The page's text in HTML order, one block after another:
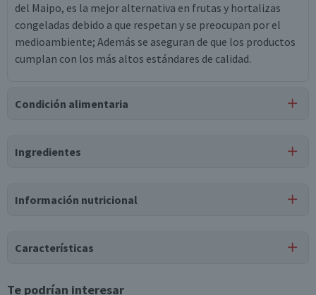
del Maipo, es la mejor alternativa en frutas y hortalizas
congeladas debido a que respetan y se preocupan por el
medioambiente; Además se aseguran de que los productos
cumplan con los más altos estándares de calidad.
Condición alimentaria
Ingredientes
Información nutricional
Tabla nutricional
medios
Características
Tipo de Producto
Te podrían interesar